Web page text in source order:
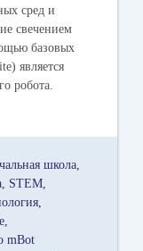
сред и
свечением
базовых
является
робота.
школа
STEM
mBot